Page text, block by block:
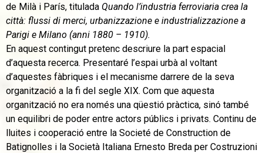
de Milà i París, titulada Quando l’industria ferroviaria crea la
città: flussi di merci, urbanizzazione e industrializzazione a
Parigi e Milano (anni 1880 – 1910).
En aquest contingut pretenc descriure la part espacial
d’aquesta recerca. Presentaré l’espai urbà al voltant
d’aquestes fàbriques i el mecanisme darrere de la seva
organització a la fi del segle XIX. Com que aquesta
organització no era només una qüestió pràctica, sinó també
un equilibri de poder entre actors públics i privats. Continu de
lluites i cooperació entre la Societé de Construction de
Batignolles i la Società Italiana Ernesto Breda per Costruzioni